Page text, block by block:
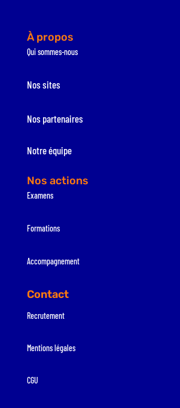
À propos
Qui sommes-nous
Nos sites
Nos partenaires
Notre équipe
Nos actions
Examens
Formations
Accompagnement
Contact
Recrutement
Mentions légales
CGU